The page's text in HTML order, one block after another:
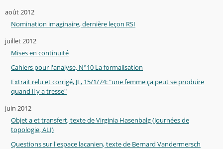
août 2012
Nomination imaginaire, dernière leçon RSI
juillet 2012
Mises en continuité
Cahiers pour l'analyse, N°10 La formalisation
Extrait relu et corrigé, JL, 15/1/74: "une femme ça peut se produire
quand il y a tresse"
juin 2012
Objet a et transfert, texte de Virginia Hasenbalg (Journées de
topologie, ALI)
Questions sur l'espace lacanien, texte de Bernard Vandermersch